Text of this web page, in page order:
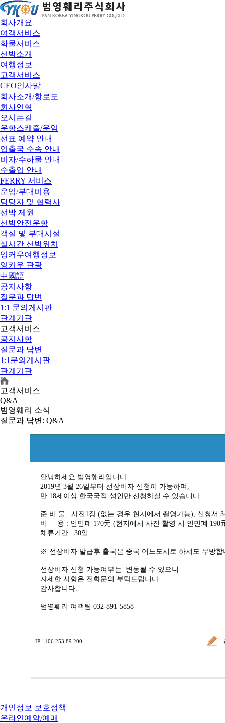
회사개요
여객서비스
화물서비스
선박소개
여행정보
고객서비스
CEO인사말
회사소개/항로도
회사연혁
오시는길
운항스케줄/운임
선표 예약 안내
입출국 수속 안내
비자/수하물 안내
수출입 안내
FERRY 서비스
운임/부대비용
담당자 및 협력사
선박 제원
선박안전운항
객실 및 부대시설
실시간 선박위치
잉커우여행정보
잉커우 관광
中國語
공지사항
질문과 답변
1:1 문의게시판
관계기관
고객서비스
공지사항
질문과 답변
1:1문의게시판
관계기관
고객서비스
Q&A
범영훼리 소식
질문과 답변 : Q&A
안녕하세요 범영훼리입니다.
2019년 3월 26일부터 선상비자 신청이 가능하며,
만 18세이상 한국국적 성인만 신청하실 수 있습니다.
준 비 물 : 사진1장 (없는 경우 현지에서 촬영가능), 신청서
비 용 : 인민폐 170元 (현지에서 사진 촬영 시 인민폐 190
체류기간 : 30일
※ 선상비자 발급후 출국은 중국 어느도시로 하셔도 무방합
선상비자 신청 가능여부는 변동될 수 있으니
자세한 사항은 전화문의 부탁드립니다.
감사합니다.
범영훼리 여객팀 032-891-5858
IP : 106.253.89.200
개인정보 보호정책
온라인예약/예매